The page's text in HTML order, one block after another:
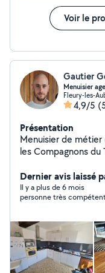
Voir le
Gautier
Menuisier
Fleury-les-
4,9/5
Présentation
Menuisier de
les Compagnons
meubles,
autres missions. Je
caisse à outils ainsi
Dernier avis laissé
Il y a plus de 6 mois
personne très